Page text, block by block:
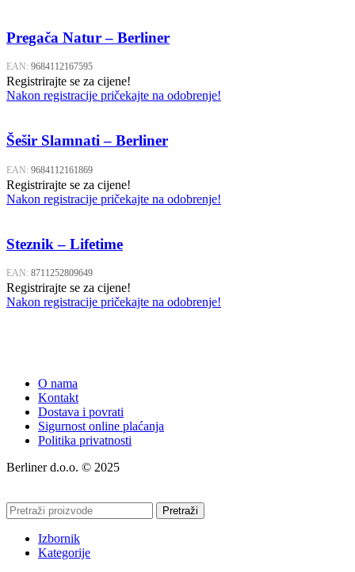
Pregača Natur – Berliner
EAN: 9684112167595
Registrirajte se za cijene!
Nakon registracije pričekajte na odobrenje!
Šešir Slamnati – Berliner
EAN: 9684112161869
Registrirajte se za cijene!
Nakon registracije pričekajte na odobrenje!
Steznik – Lifetime
EAN: 8711252809649
Registrirajte se za cijene!
Nakon registracije pričekajte na odobrenje!
O nama
Kontakt
Dostava i povrati
Sigurnost online plaćanja
Politika privatnosti
Berliner d.o.o. © 2025
Pretraži
Izbornik
Kategorije